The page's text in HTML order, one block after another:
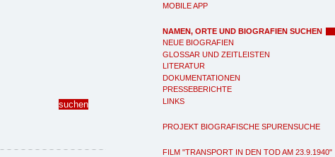
MOBILE APP
NAMEN, ORTE UND BIOGRAFIEN SUCHEN
NEUE BIOGRAFIEN
GLOSSAR UND ZEITLEISTEN
LITERATUR
DOKUMENTATIONEN
PRESSEBERICHTE
LINKS
PROJEKT BIOGRAFISCHE SPURENSUCHE
FILM "TRANSPORT IN DEN TOD AM 23.9.1940"